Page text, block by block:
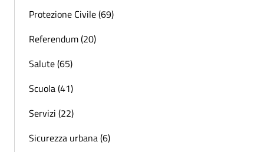
Protezione Civile (69)
Referendum (20)
Salute (65)
Scuola (41)
Servizi (22)
Sicurezza urbana (6)